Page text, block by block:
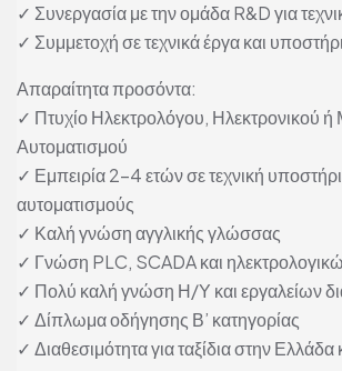
✓ Συνεργασία με την ομάδα R&D για
✓ Συμμετοχή σε τεχνικά έργα και
Απαραίτητα προσόντα:
✓ Πτυχίο Ηλεκτρολόγου, Ηλεκτρονικού ή
Αυτοματισμού
✓ Εμπειρία 2–4 ετών σε τεχνική
αυτοματισμούς
✓ Καλή γνώση αγγλικής γλώσσας
✓ Γνώση PLC, SCADA και
✓ Πολύ καλή γνώση Η/Υ και εργαλείων
✓ Δίπλωμα οδήγησης Β’ κατηγορίας
✓ Διαθεσιμότητα για ταξίδια στην Ελλάδα